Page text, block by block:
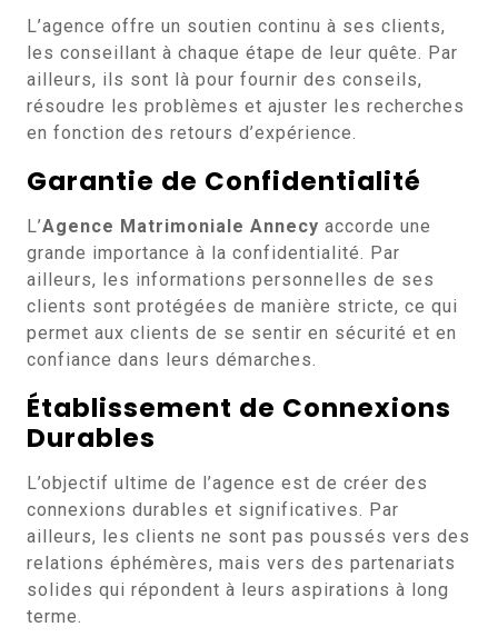
L’agence offre un soutien continu à ses clients,
les conseillant à chaque étape de leur quête. Par
ailleurs, ils sont là pour fournir des conseils,
résoudre les problèmes et ajuster les recherches
en fonction des retours d’expérience.
Garantie de Confidentialité
L’Agence Matrimoniale Annecy accorde une
grande importance à la confidentialité. Par
ailleurs, les informations personnelles de ses
clients sont protégées de manière stricte, ce qui
permet aux clients de se sentir en sécurité et en
confiance dans leurs démarches.
Établissement de Connexions
Durables
L’objectif ultime de l’agence est de créer des
connexions durables et significatives. Par
ailleurs, les clients ne sont pas poussés vers des
relations éphémères, mais vers des partenariats
solides qui répondent à leurs aspirations à long
terme.